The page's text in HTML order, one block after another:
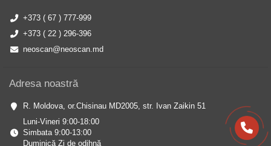
+373 ( 67 ) 777-999
+373 ( 22 ) 296-396
neoscan@neoscan.md
Adresa noastră
R. Moldova, or.Chisinau MD2005, str. Ivan Zaikin 51
Luni-Vineri 9:00-18:00
Simbata 9:00-13:00
Duminică Zi de odihnă